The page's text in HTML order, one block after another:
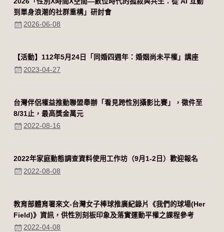
到單身浪潮的社群重構」研討會
2026-06-08
【活動】112年5月24日「同婚四週年：婚姻尚未平權」講座
2023-04-27
台灣伴侶權益推動聯盟舉辦「看見跨性別攝影比賽」，徵件至
8/31止，最高獎金萬元
2022-08-16
2022年家庭動態調查資料使用工作坊（9月1-2日）歡迎報名
2022-08-08
教育部體育署來文-台灣女子棒球推廣紀錄片《我們的球場(Her
Field)》資訊，供性別刻板印象及落實運動平權之課程參考
2022-04-08